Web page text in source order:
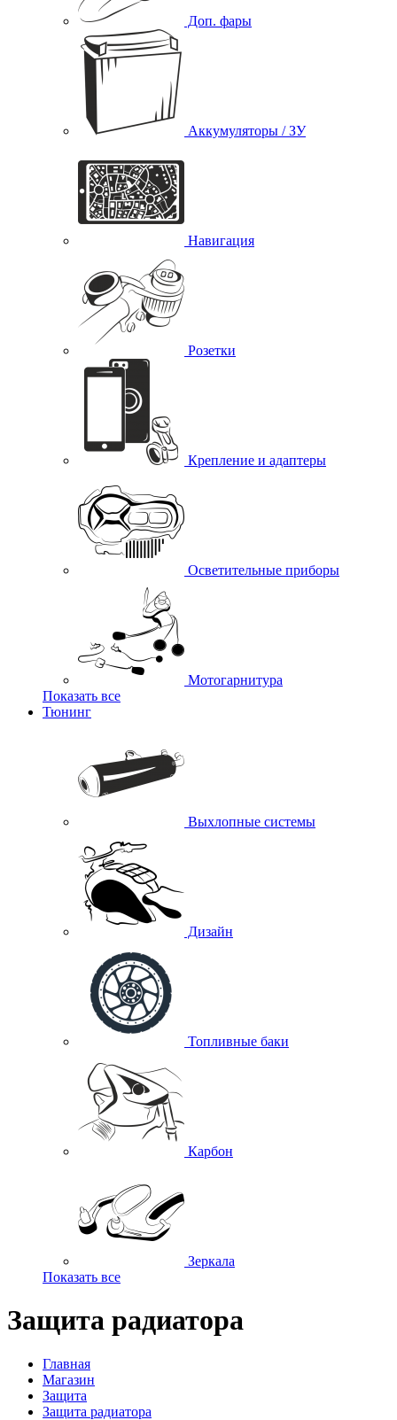
Доп. фары
Аккумуляторы / ЗУ
Навигация
Розетки
Крепление и адаптеры
Осветительные приборы
Мотогарнитура
Показать все
Тюнинг
Выхлопные системы
Дизайн
Топливные баки
Карбон
Зеркала
Показать все
Защита радиатора
Главная
Магазин
Защита
Защита радиатора